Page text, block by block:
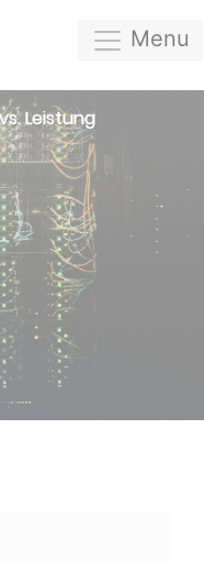
Menu
Leistung